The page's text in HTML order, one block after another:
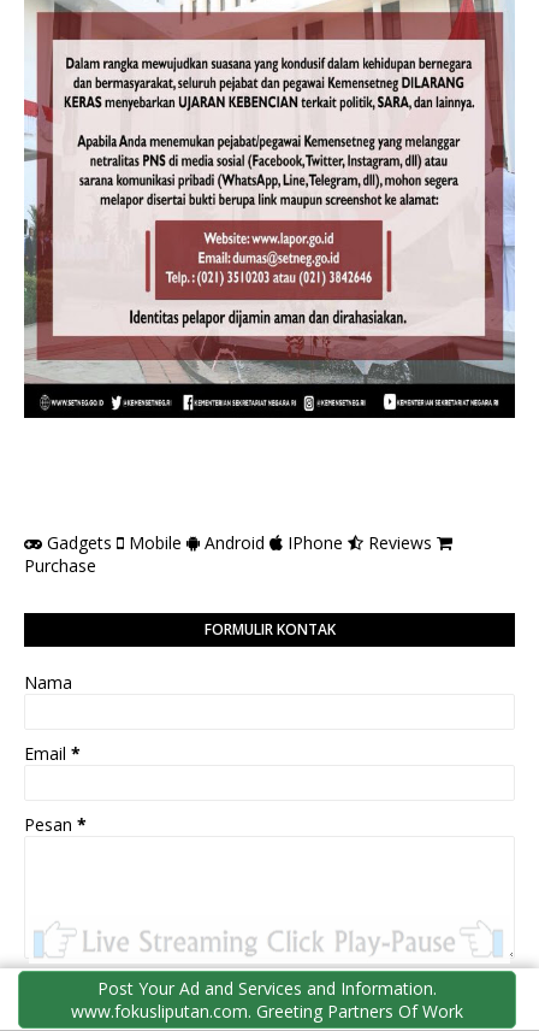
Gadgets Mobile Android IPhone
Reviews
Purchase
FORMULIR KONTAK
Nama
Email *
Pesan *
Post Your Ad and Services and Information.
www.fokusliputan.com. Greeting Partners Of Work